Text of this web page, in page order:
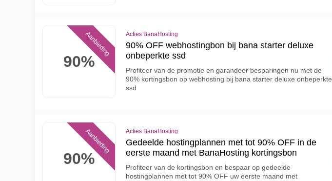
90%
Aanbieding Acties BanaHosting
90% OFF webhostingbon bij bana starter deluxe
onbeperkte ssd
Profiteer van de promotie en garandeer besparingen nu met de
90% kortingsbon op webhosting bij bana starter deluxe onbeperkte
ssd
90%
Aanbieding Acties BanaHosting
Gedeelde hostingplannen met tot 90% OFF in de
eerste maand met BanaHosting kortingsbon
Profiteer van de kortingsbon en bespaar op gedeelde
hostingplannen met tot 90% OFF uw eerste maand met